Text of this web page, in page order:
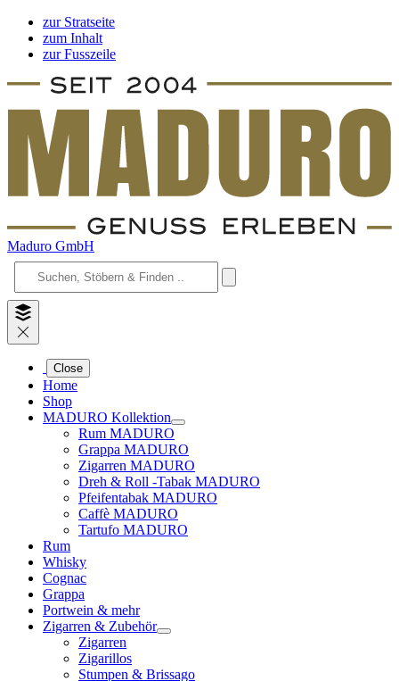
zur Stratseite
zum Inhalt
zur Fusszeile
Maduro GmbH
Close
Home
Shop
MADURO Kollektion
Rum MADURO
Grappa MADURO
Zigarren MADURO
Dreh & Roll -Tabak MADURO
Pfeifentabak MADURO
Caffè MADURO
Tartufo MADURO
Rum
Whisky
Cognac
Grappa
Portwein & mehr
Zigarren & Zubehör
Zigarren
Zigarillos
Stumpen & Brissago